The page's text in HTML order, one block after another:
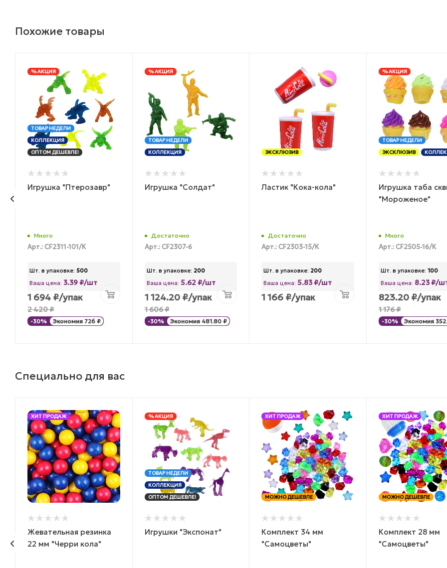
Похожие товары
% АКЦИЯ
ТОВАР НЕДЕЛИ
КОЛЛЕКЦИЯ
ОПТОМ ДЕШЕВЛЕ!
Игрушка "Птерозавр"
Много
Арт.: CF2311-101/К
Шт. в упаковке: 500
Ваша цена: 3.39 ₽/шт
1 694₽/упак
2 420₽
-30% Экономия 726₽
% АКЦИЯ
ТОВАР НЕДЕЛИ
КОЛЛЕКЦИЯ
Игрушка "Солдат"
Достаточно
Арт.: CF2307-6
Шт. в упаковке: 200
Ваша цена: 5.62 ₽/шт
1 124.20₽/упак
1 606₽
-30% Экономия 481.80₽
ЭКСКЛЮЗИВ
Ластик "Кока-кола"
Достаточно
Арт.: CF2303-15/К
Шт. в упаковке: 200
Ваша цена:5.83 ₽/шт
1 166 ₽/упак
% АКЦИЯ
ТОВАР НЕДЕЛИ
ЭКСКЛЮЗИВ
Игрушка таба
"Мороженое"
Много
Арт.: CF2505-16/К
Шт. в упаковке: 100
Ваша цена: 8.23 ₽/
823.20 ₽/упак
1 176₽
-30% Экономия
Специально для вас
ХИТ ПРОДАЖ
Жевательная резинка
22 мм "Черри кола"
% АКЦИЯ
ТОВАР НЕДЕЛИ
КОЛЛЕКЦИЯ
ОПТОМ ДЕШЕВЛЕ!
Игрушки "Экспонат"
ХИТ ПРОДАЖ
МОЖНО ДЕШЕВЛЕ
Комплект 34 мм
"Самоцветы"
ХИТ ПРОДАЖ
МОЖНО ДЕШЕВЛЕ
Комплект 28 мм
"Самоцветы"